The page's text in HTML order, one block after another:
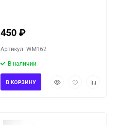
450₽
Артикул: WM162
В наличии
БыстрыйДобавитьДобавить
В КОРЗИНУ